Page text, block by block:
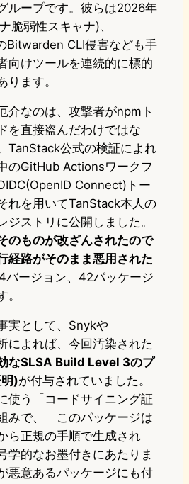
ループです。彼らは2026年
脆弱性スキャナ)、
Bitwarden CLI侵害なども手
向けツールを連続的に標的
ります。
介なのは、攻撃者がnpmト
を直接盗んだわけではな
TanStack公式の検証によれ
のGitHub Actionsワークフ
Connect)トー
れを用いてTanStack本人の
ジストリに公開しました。
のものが改ざんされたので
経路がそのまま悪用された
ージョン、42パッケージ
実として、Snykや
によれば、今回汚染された
なSLSA Build Level 3のプ
)が付与されていました。
使う「コードサイニング証
みで、「このパッケージは
ら正規の手順で生成され
学的なお墨付きにあたりま
悪意あるパッケージにも付